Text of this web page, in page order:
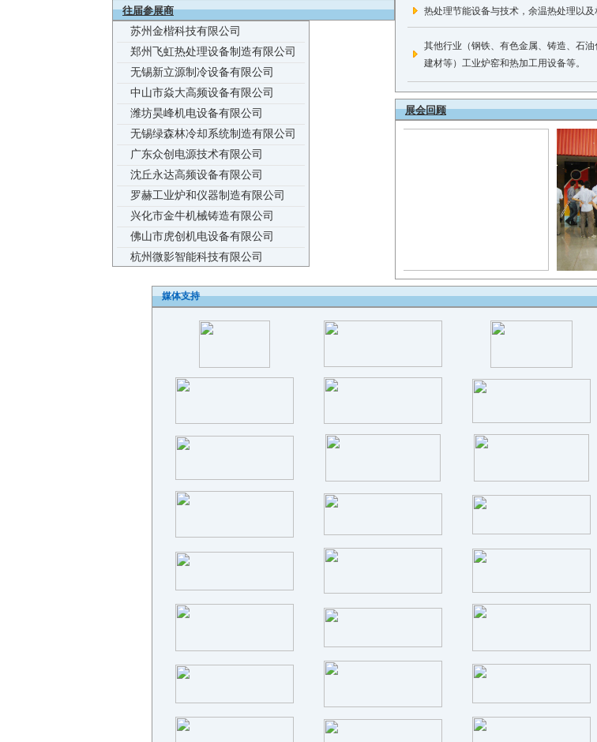
往届参展商
苏州金楷科技有限公司
郑州飞虹热处理设备制造有限公司
无锡新立源制冷设备有限公司
中山市焱大高频设备有限公司
潍坊昊峰机电设备有限公司
无锡绿森林冷却系统制造有限公司
广东众创电源技术有限公司
沈丘永达高频设备有限公司
罗赫工业炉和仪器制造有限公司
兴化市金牛机械铸造有限公司
佛山市虎创机电设备有限公司
杭州微影智能科技有限公司
佛山市高顺科技有限公司
佛山市精燃机电设备有限公司
太原度衡科技有限公司
威赫热能技术（上海）有限公司
东莞华诚真空科技有限公司
河南正丰钨钼光电器材有限公司
佛山市高顺科技有限公司
无锡市铭文金属制品有限公司
泰州市钜鑫炉业有限公司
江苏同舟耐热科技有限公司
保定三正电气设备有限公司
成都兴品源电气有限公司
江苏禾一电热材料有限公司/佛山..
热处理节能设备与技术，余温热处理以及
其他行业（钢铁、有色金属、铸造、石
建材等）工业炉窑和热加工用设备等。
展会回顾
媒体支持